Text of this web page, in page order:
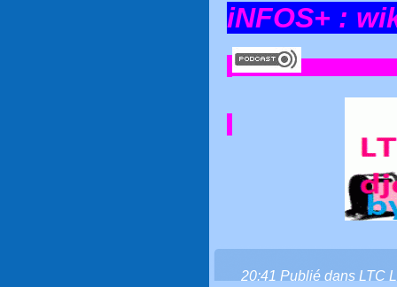
iNFOS+ :
20:41 Publié dans LTC